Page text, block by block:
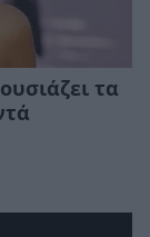
τα